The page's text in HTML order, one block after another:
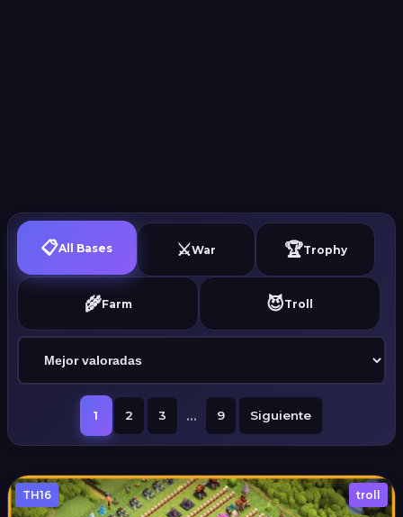
📋All Bases ⚔️War 🏆Trophy
🌾Farm 😈Troll
1 2 3 ... 9 Siguiente
TH16 troll